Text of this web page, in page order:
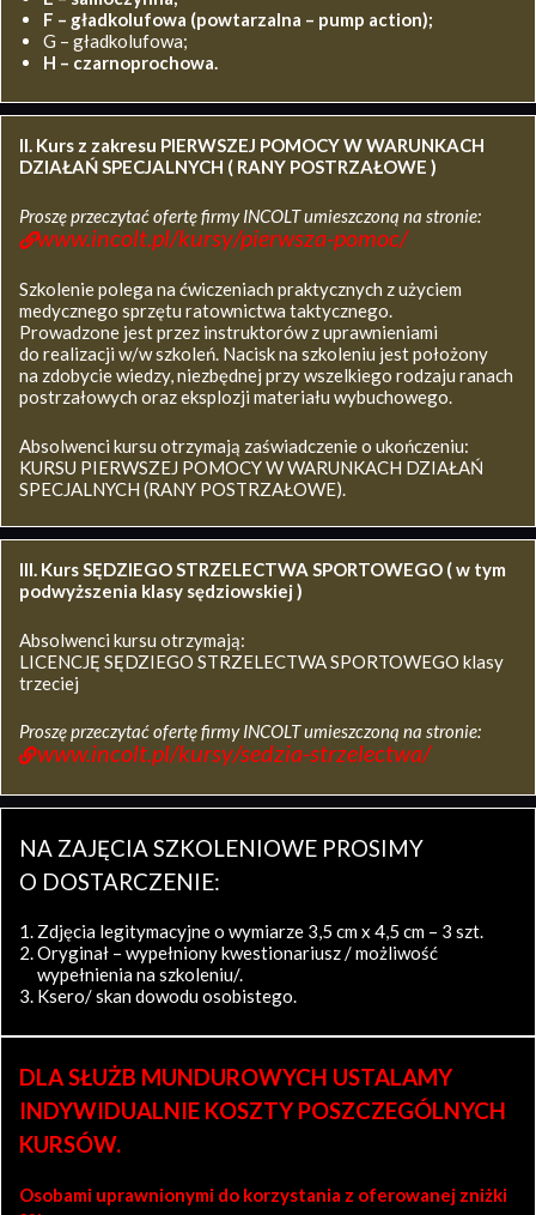
F – gładkolufowa (powtarzalna – pump action);
G – gładkolufowa;
H – czarnoprochowa.
II. Kurs z zakresu PIERWSZEJ POMOCY W WARUNKACH
DZIAŁAŃ SPECJALNYCH ( RANY POSTRZAŁOWE )
Proszę przeczytać ofertę firmy INCOLT umieszczoną na stronie:
www.incolt.pl/kursy/pierwsza-pomoc/
Szkolenie polega na ćwiczeniach praktycznych z użyciem
medycznego sprzętu ratownictwa taktycznego.
Prowadzone jest przez instruktorów z uprawnieniami
do realizacji w/w szkoleń. Nacisk na szkoleniu jest położony
na zdobycie wiedzy, niezbędnej przy wszelkiego rodzaju ranach
postrzałowych oraz eksplozji materiału wybuchowego.
Absolwenci kursu otrzymają zaświadczenie o ukończeniu:
KURSU PIERWSZEJ POMOCY W WARUNKACH DZIAŁAŃ
SPECJALNYCH (RANY POSTRZAŁOWE).
III. Kurs SĘDZIEGO STRZELECTWA SPORTOWEGO ( w tym
podwyższenia klasy sędziowskiej )
Absolwenci kursu otrzymają:
LICENCJĘ SĘDZIEGO STRZELECTWA SPORTOWEGO klasy
trzeciej
Proszę przeczytać ofertę firmy INCOLT umieszczoną na stronie:
www.incolt.pl/kursy/sedzia-strzelectwa/
NA ZAJĘCIA SZKOLENIOWE PROSIMY
O DOSTARCZENIE:
Zdjęcia legitymacyjne o wymiarze 3,5 cm x 4,5 cm – 3 szt.
Oryginał – wypełniony kwestionariusz / możliwość
wypełnienia na szkoleniu/.
Ksero/ skan dowodu osobistego.
DLA SŁUŻB MUNDUROWYCH USTALAMY
INDYWIDUALNIE KOSZTY POSZCZEGÓLNYCH
KURSÓW.
Osobami uprawnionymi do korzystania z oferowanej zniżki